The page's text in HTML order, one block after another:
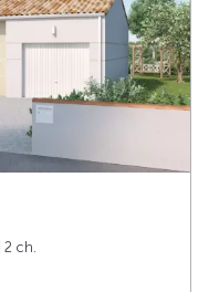
| 2 ch.